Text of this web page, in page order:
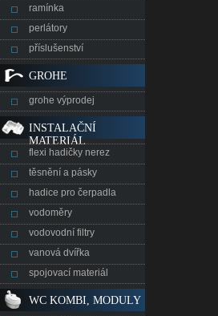
ramínka
perlátory
příslušenství
GROHE
grohe výprodej
INSTALAČNÍ
MATERIÁL
flexi hadičky nerez
těsnění a pásky
hadice pro čerpadla
vodoměry
vodovodní filtry
vanová dvířka
spojovací materiál
WC KOMBI, MODULY